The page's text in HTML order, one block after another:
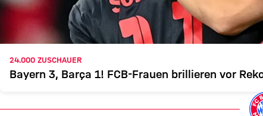
24.000 ZUSCHAUER
Bayern 3, Barça 1! FCB-Frauen brillieren vor